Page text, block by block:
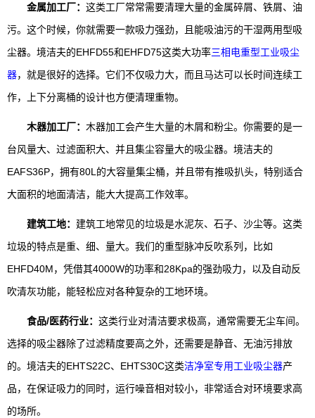
金属加工厂： 这类工厂常常需要清理大量的金属碎屑、铁屑、油
污。这个时候，你就需要一款吸力强劲，且能吸油污的干湿两用型吸
尘器。境洁夫的EHFD55和EHFD75这类大功率三相电重型工业吸尘
器，就是很好的选择。它们不仅吸力大，而且马达可以长时间连续工
作，上下分离桶的设计也方便清理重物。
木器加工厂： 木器加工会产生大量的木屑和粉尘。你需要的是一
台风量大、过滤面积大、并且集尘容量大的吸尘器。境洁夫的
EAFS36P，拥有80L的大容量集尘桶，并且带有推吸扒头，特别适合
大面积的地面清洁，能大大提高工作效率。
建筑工地： 建筑工地常见的垃圾是水泥灰、石子、沙尘等。这类
垃圾的特点是重、细、量大。我们的重型脉冲反吹系列，比如
EHFD40M，凭借其4000W的功率和28Kpa的强劲吸力，以及自动反
吹清灰功能，能轻松应对各种复杂的工地环境。
食品/医药行业： 这类行业对清洁要求极高，通常需要无尘车间。
选择的吸尘器除了过滤精度要高之外，还需要是静音、无油污排放
的。境洁夫的EHTS22C、EHTS30C这类洁净室专用工业吸尘器产
品，在保证吸力的同时，运行噪音相对较小，非常适合对环境要求高
的场所。